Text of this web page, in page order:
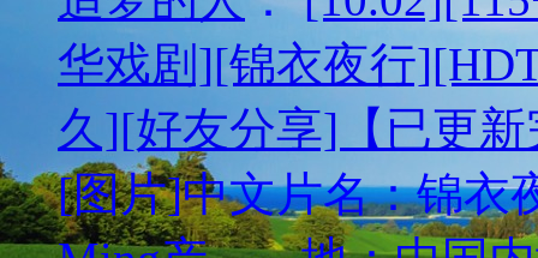
华戏剧][锦衣夜行
久][好友分享]【已更新
[图片]中文片名：锦衣